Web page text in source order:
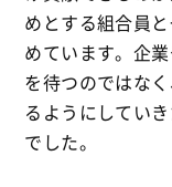
めとする組合員
めています。企
を待つのではな
るようにしてい
でした。